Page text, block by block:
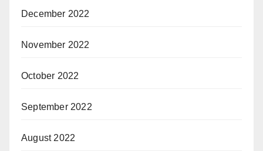
December 2022
November 2022
October 2022
September 2022
August 2022